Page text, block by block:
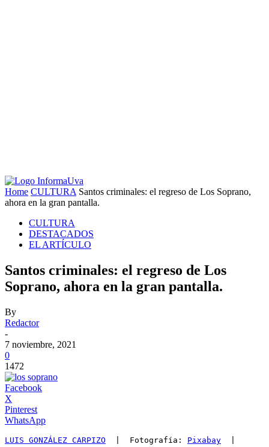
Home CULTURA Santos criminales: el regreso de Los Soprano,
ahora en la gran pantalla.
CULTURA
DESTACADOS
EL ARTÍCULO
Santos criminales: el regreso de Los
Soprano, ahora en la gran pantalla.
By
Redactor
-
7 noviembre, 2021
0
1472
Facebook
X
Pinterest
WhatsApp
LUIS GONZÁLEZ CARPIZO |  Fotografía: Pixabay